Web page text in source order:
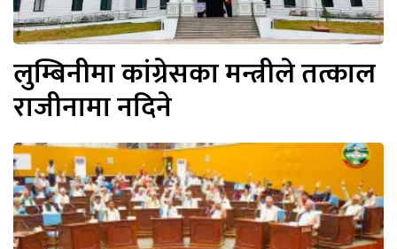
लुम्बिनीमा कांग्रेसका मन्त्रीले तत्काल
राजीनामा नदिने